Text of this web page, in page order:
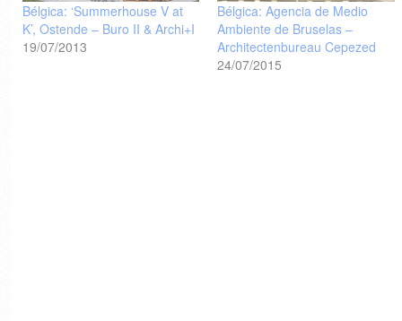
Bélgica: ‘Summerhouse V at
K’, Ostende – Buro II & Archi+I
19/07/2013
Bélgica: Agencia de Medio
Ambiente de Bruselas –
Architectenbureau Cepezed
24/07/2015